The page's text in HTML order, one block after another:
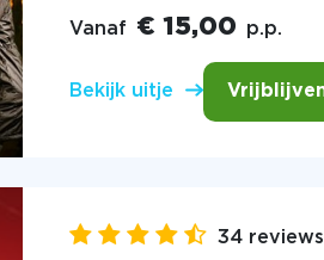
Vanaf € 15,00 p.p.
Bekijk uitje
34 reviews